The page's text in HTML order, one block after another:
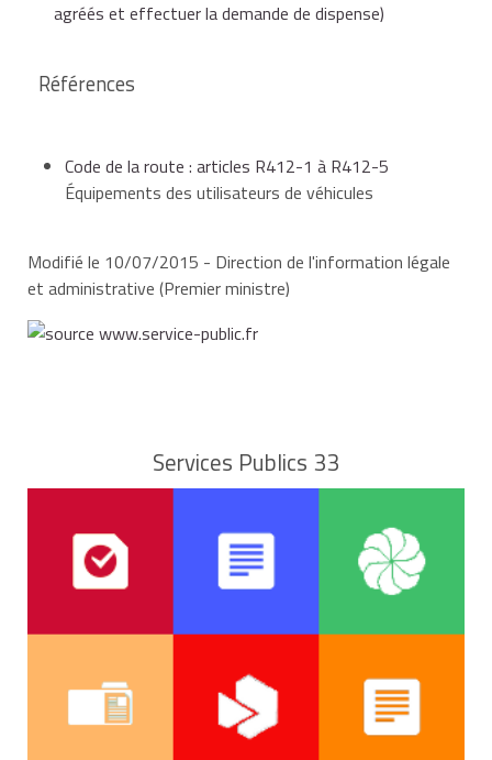
agglomération,
dispensé dans ces cas.
agréés et effectuer la demande de dispense)
Références
Code de la route : articles R412-1 à R412-5
Équipements des utilisateurs de véhicules
Modifié le 10/07/2015 - Direction de l'information légale
et administrative (Premier ministre)
Services Publics 33